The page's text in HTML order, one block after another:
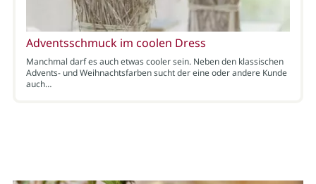
Adventsschmuck im coolen Dress
Manchmal darf es auch etwas cooler sein. Neben den klassischen
Advents- und Weihnachtsfarben sucht der eine oder andere Kunde
auch…